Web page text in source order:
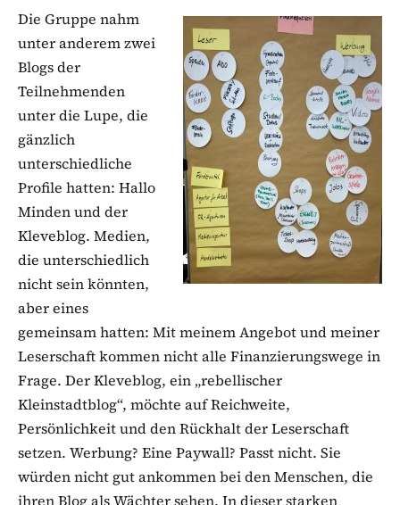
Die Gruppe nahm
unter anderem zwei
Blogs der
Teilnehmenden
unter die Lupe, die
gänzlich
unterschiedliche
Profile hatten: Hallo
Minden und der
Kleveblog. Medien,
die unterschiedlich
nicht sein könnten,
aber eines
gemeinsam hatten: Mit meinem Angebot und meiner
Leserschaft kommen nicht alle Finanzierungswege in
Frage. Der Kleveblog, ein „rebellischer
Kleinstadtblog“, möchte auf Reichweite,
Persönlichkeit und den Rückhalt der Leserschaft
setzen. Werbung? Eine Paywall? Passt nicht. Sie
würden nicht gut ankommen bei den Menschen, die
ihren Blog als Wächter sehen. In dieser starken